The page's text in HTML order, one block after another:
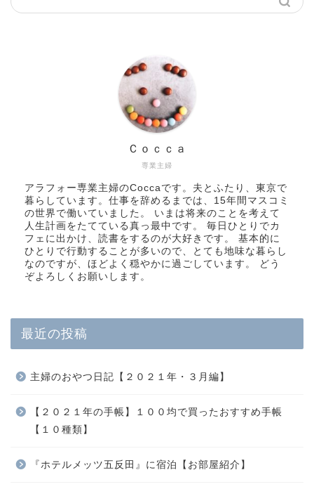
専業主婦
Ｃｏｃｃａ
アラフォー専業主婦のCoccaです。夫とふたり、東京で
暮らしています。仕事を辞めるまでは、15年間マスコミ
の世界で働いていました。 いまは将来のことを考えて
人生計画をたてている真っ最中です。 毎日ひとりでカ
フェに出かけ、読書をするのが大好きです。 基本的に
ひとりで行動することが多いので、とても地味な暮らし
なのですが、ほどよく穏やかに過ごしています。 どう
ぞよろしくお願いします。
最近の投稿
主婦のおやつ日記【２０２１年・３月編】
【２０２１年の手帳】１００均で買ったおすすめ手帳
【１０種類】
『ホテルメッツ五反田』に宿泊【お部屋紹介】